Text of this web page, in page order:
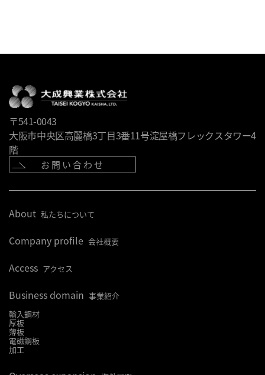
〒541-0043
大阪市中央区高麗橋3丁目3番11号淀屋橋フレックスタワー4
階
お問い合わせ
About 私たちについて
Company profile 会社概要
Access アクセス
Business domain 事業紹介
輸入鋼材
厚板
薄板
電磁鋼板
加工